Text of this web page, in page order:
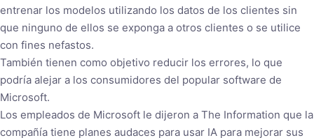
entrenar los modelos utilizando los datos de los clientes sin
que ninguno de ellos se exponga a otros clientes o se utilice
con fines nefastos.
También tienen como objetivo reducir los errores, lo que
podría alejar a los consumidores del popular software de
Microsoft.
Los empleados de Microsoft le dijeron a The Information que la
compañía tiene planes audaces para usar IA para mejorar sus